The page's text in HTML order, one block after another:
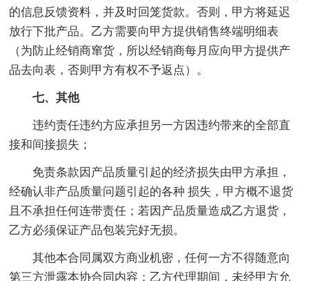
的信息反馈资料，并及时回笼货款。否则，甲方将延迟
放行下批产品。乙方需要向甲方提供销售终端明细表
（为防止经销商窜货，所以经销商每月应向甲方提供产
品去向表，否则甲方有权不予返点）。
七、其他
违约责任违约方应承担另一方因违约带来的全部直
接和间接损失；
免责条款因产品质量引起的经济损失由甲方承担，
经确认非产品质量问题引起的各种 损失，甲方概不退货
且不承担任何连带责任；若因产品质量造成乙方退货，
乙方必须保证产品包装完好无损。
其他本合同属双方商业机密，任何一方不得随意向
第三方泄露本协合同内容；乙方代理期间，未经甲方允